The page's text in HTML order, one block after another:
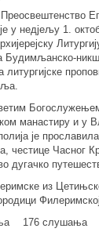
у недјељу 1.
Будимљанско-
литургијске
Богослужењем
манастиру и у
је
честице Часног
дугачко
из
Филеримској.
176 слушања